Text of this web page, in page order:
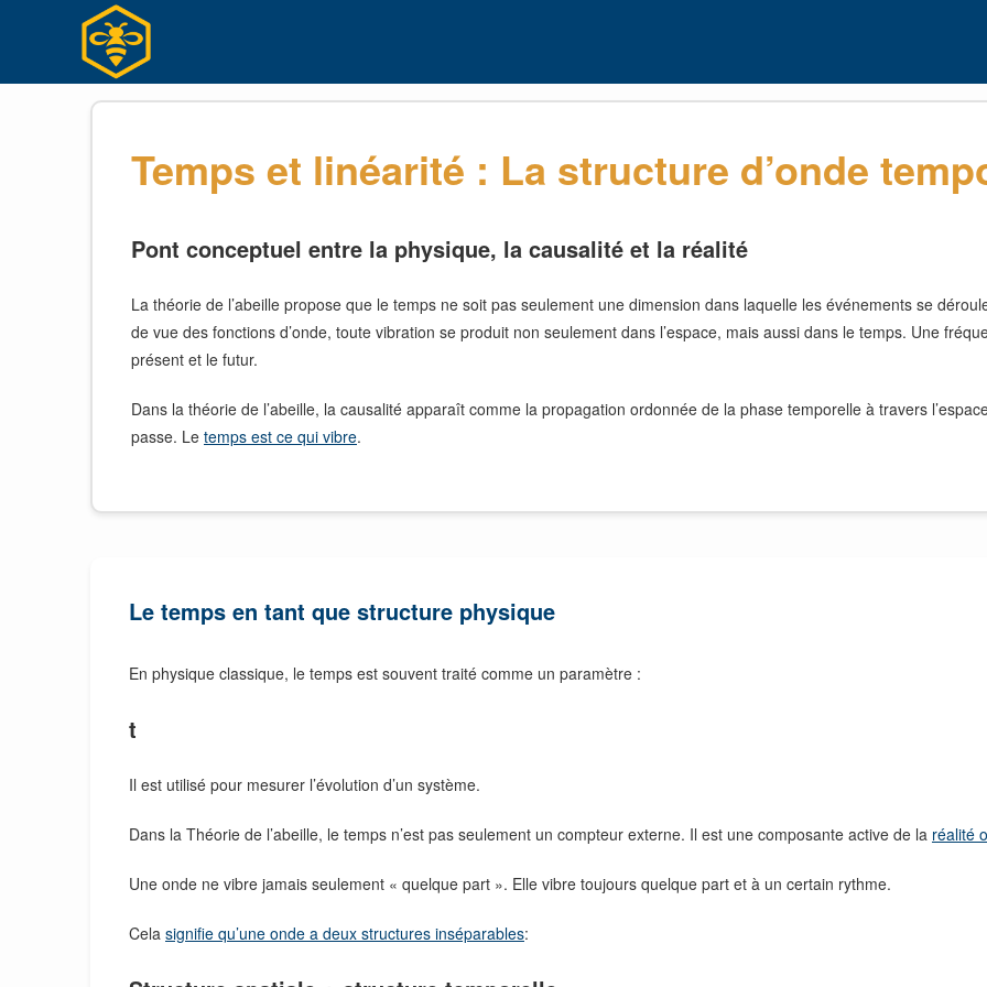
Temps et linéarité : La structure d’onde
Pont conceptuel entre la physique, la causalité et la réalité
La théorie de l’abeille propose que le temps ne soit pas seulement une dimension dans laquelle les événements se
de vue des fonctions d’onde, toute vibration se produit non seulement dans l’espace, mais aussi dans le temps. Une
présent et le futur.
Dans la théorie de l’abeille, la causalité apparaît comme la propagation ordonnée de la phase temporelle à travers
passe. Le temps est ce qui vibre.
Le temps en tant que structure physique
En physique classique, le temps est souvent traité comme un paramètre :
t
Il est utilisé pour mesurer l’évolution d’un système.
Dans la Théorie de l’abeille, le temps n’est pas seulement un compteur externe. Il est une composante active de la réalité
Une onde ne vibre jamais seulement « quelque part ». Elle vibre toujours quelque part et à un certain rythme.
Cela signifie qu’une onde a deux structures inséparables: